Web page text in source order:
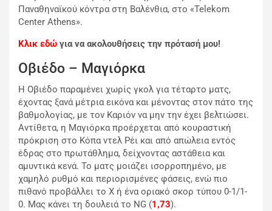
Παναθηναϊκού κόντρα στη Βαλένθια, στο «Telekom
Center Athens».
Κλικ εδώ για να ακολουθήσεις την πρότασή μου!
Οβιέδο – Μαγιόρκα
Η Οβιέδο παραμένει χωρίς γκολ για τέταρτο ματς,
έχοντας ξανά μέτρια εικόνα και μένοντας στον πάτο της
βαθμολογίας, με τον Καριόν να μην την έχει βελτιώσει.
Αντίθετα, η Μαγιόρκα προέρχεται από κουραστική
πρόκριση στο Κόπα ντελ Ρέι και από απώλεια εντός
έδρας στο πρωτάθλημα, δείχνοντας αστάθεια και
αμυντικά κενά. Το ματς μοιάζει ισορροπημένο, με
χαμηλό ρυθμό και περιορισμένες φάσεις, ενώ πιο
πιθανό προβάλλει το Χ ή ένα οριακό σκορ τύπου 0-1/1-
0. Μας κάνει τη δουλειά το NG (1,73).